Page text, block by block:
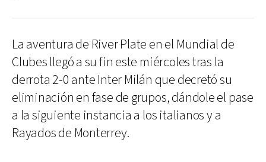
La aventura de River Plate en el Mundial de
Clubes llegó a su fin este miércoles tras la
derrota 2-0 ante Inter Milán que decretó su
eliminación en fase de grupos, dándole el pase
a la siguiente instancia a los italianos y a
Rayados de Monterrey.